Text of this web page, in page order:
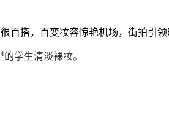
学生清淡裸妆。